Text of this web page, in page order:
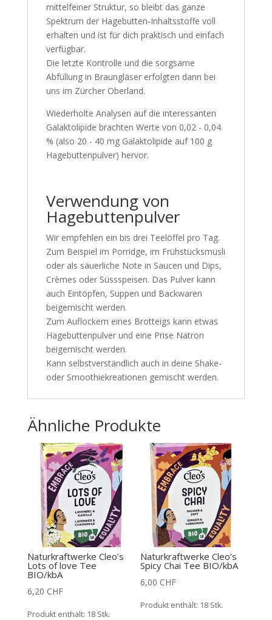
mittelfeiner Struktur, so bleibt das ganze
Spektrum der Hagebutten-Inhaltsstoffe voll
erhalten und ist für dich praktisch und einfach
verfügbar.
Die letzte Kontrolle und die sorgsame
Abfüllung in Braungläser erfolgten dann bei
uns im Zürcher Oberland.
Wiederholte Analysen auf die interessanten
Galaktolipide brachten Werte von 0,02 - 0,04
% (also 20 - 40 mg Galaktolipide auf 100 g
Hagebuttenpulver) hervor.
Verwendung von
Hagebuttenpulver
Wir empfehlen ein bis drei Teelöffel pro Tag.
Zum Beispiel im Porridge, im Frühstücksmüsli
oder als säuerliche Note in Saucen und Dips,
Crèmes oder Süssspeisen. Das Pulver kann
auch Eintöpfen, Suppen und Backwaren
beigemischt werden.
Zum Auflockern eines Brotteigs kann etwas
Hagebuttenpulver und eine Prise Natron
beigemischt werden.
Kann selbstverständlich auch in deine Shake-
oder Smoothiekreationen gemischt werden.
Ähnliche Produkte
Naturkraftwerke Cleo’s
Lots of love Tee
BIO/kbA
6,20 CHF
Produkt enthält: 18 Stk.
Naturkraftwerke Cleo’s
Spicy Chai Tee BIO/kbA
6,00 CHF
Produkt enthält: 18 Stk.